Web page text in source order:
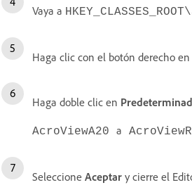
Vaya a
Haga clic con el botón derecho
Haga doble clic en
AcroViewA20 a
Seleccione Aceptar y cierre el